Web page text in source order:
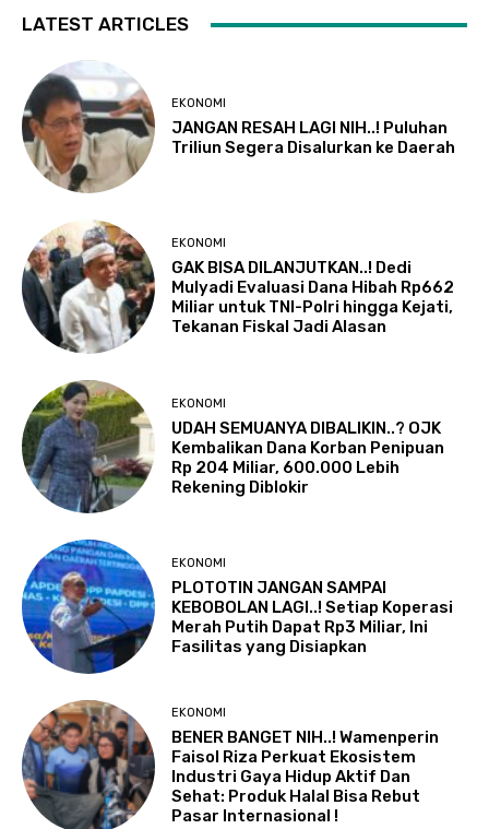
LATEST ARTICLES
EKONOMI
JANGAN RESAH LAGI NIH..! Puluhan
Triliun Segera Disalurkan ke Daerah
EKONOMI
GAK BISA DILANJUTKAN..! Dedi
Mulyadi Evaluasi Dana Hibah Rp662
Miliar untuk TNI-Polri hingga Kejati,
Tekanan Fiskal Jadi Alasan
EKONOMI
UDAH SEMUANYA DIBALIKIN..? OJK
Kembalikan Dana Korban Penipuan
Rp 204 Miliar, 600.000 Lebih
Rekening Diblokir
EKONOMI
PLOTOTIN JANGAN SAMPAI
KEBOBOLAN LAGI..! Setiap Koperasi
Merah Putih Dapat Rp3 Miliar, Ini
Fasilitas yang Disiapkan
EKONOMI
BENER BANGET NIH..! Wamenperin
Faisol Riza Perkuat Ekosistem
Industri Gaya Hidup Aktif Dan
Sehat: Produk Halal Bisa Rebut
Pasar Internasional !